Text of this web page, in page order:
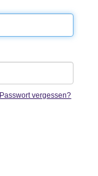
Passwort vergessen?